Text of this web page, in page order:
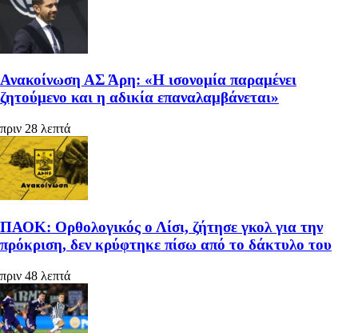
Ανακοίνωση ΑΣ Άρη: «Η ισονομία παραμένει
ζητούμενο και η αδικία επαναλαμβάνεται»
πριν 28 λεπτά
ΠΑΟΚ: Ορθολογικός ο Λίσι, ζήτησε γκολ για την
πρόκριση, δεν κρύφτηκε πίσω από το δάκτυλο του
πριν 48 λεπτά